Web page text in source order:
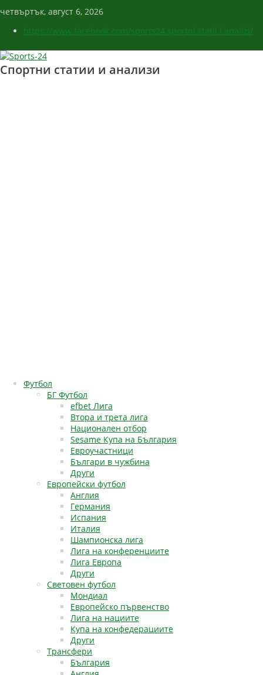
четвъртък, август 6, 2026
https://www.facebook.com/sports24.sportni.statii.i.analizi/
Спортни статии и анализи
Футбол
БГ Футбол
efbet Лига
Втора и трета лига
Национален отбор
Sesame Купа на България
Евроучастници
Българи в чужбина
Други
Европейски футбол
Англия
Германия
Испания
Италия
Шампионска лига
Лига на конференциите
Лига Европа
Други
Световен футбол
Мондиал
Европейско първенство
Лига на нациите
Купа на конфедерациите
Други
Трансфери
България